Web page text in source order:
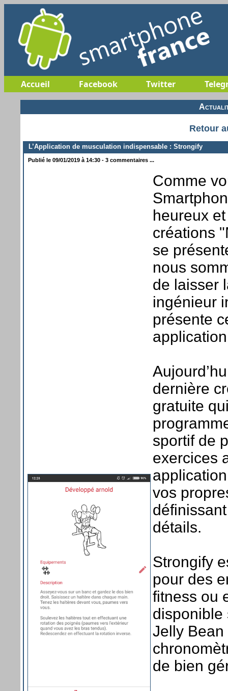
Accueil Facebook Twitter
Retour
L’Application de musculation indispensable : Strongify
Publié le 09/01/2019 à 14:30 - 3 commentaires ...
Comme
heureux
créations
se
nous
de laisser
ingénieur
présente
dernière
gratuite
sportif de
exercices
vos
détails.
Strongify
pour des
fitness ou
disponible
Jelly Bean
de bien